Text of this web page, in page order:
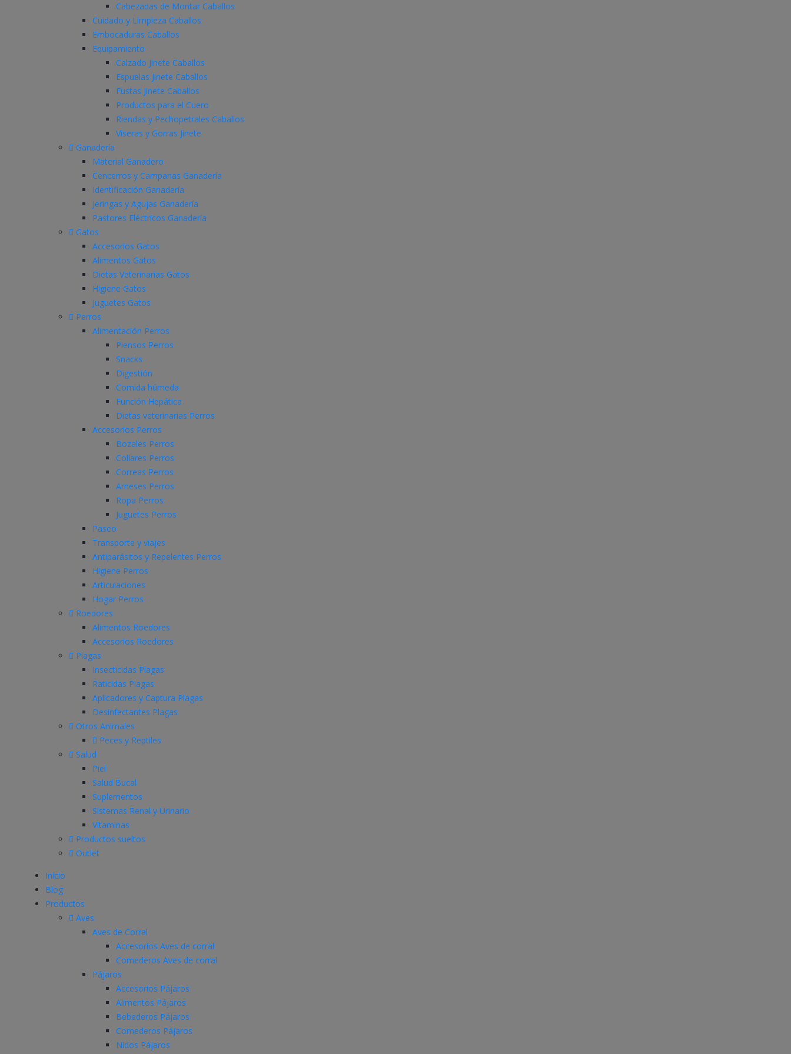
Cabezadas de Montar Caballos
Cuidado y Limpieza Caballos
Embocaduras Caballos
Equipamiento
Calzado Jinete Caballos
Espuelas Jinete Caballos
Fustas Jinete Caballos
Productos para el Cuero
Riendas y Pechopetrales Caballos
Viseras y Gorras Jinete
Ganadería
Material Ganadero
Cencerros y Campanas Ganadería
Identificación Ganadería
Jeringas y Agujas Ganadería
Pastores Eléctricos Ganadería
Gatos
Accesorios Gatos
Alimentos Gatos
Dietas Veterinarias Gatos
Higiene Gatos
Juguetes Gatos
Perros
Alimentación Perros
Piensos Perros
Snacks
Digestión
Comida húmeda
Función Hepática
Dietas veterinarias Perros
Accesorios Perros
Bozales Perros
Collares Perros
Correas Perros
Arneses Perros
Ropa Perros
Juguetes Perros
Paseo
Transporte y viajes
Antiparásitos y Repelentes Perros
Higiene Perros
Articulaciones
Hogar Perros
Roedores
Alimentos Roedores
Accesorios Roedores
Plagas
Insecticidas Plagas
Raticidas Plagas
Aplicadores y Captura Plagas
Desinfectantes Plagas
Otros Animales
Peces y Reptiles
Salud
Piel
Salud Bucal
Suplementos
Sistemas Renal y Urinario
Vitaminas
Productos sueltos
Outlet
Inicio
Blog
Productos
Aves
Aves de Corral
Accesorios Aves de corral
Comederos Aves de corral
Pájaros
Accesorios Pájaros
Alimentos Pájaros
Bebederos Pájaros
Comederos Pájaros
Nidos Pájaros